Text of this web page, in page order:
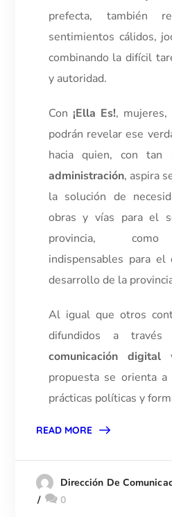
prefecta, también
sentimientos cálidos,
combinando la difícil
y autoridad.
Con ¡Ella Es!, mujeres,
podrán revelar ese
hacia quien, con tan
administración, aspira
la solución de
obras y vías para el
provincia, como
indispensables para
desarrollo de la
Al igual que otros
difundidos a
comunicación digital
propuesta se orienta
prácticas políticas y
READ MORE
Dirección De
0